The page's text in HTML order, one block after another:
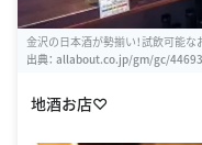
金沢の日本酒が勢揃い！試飲可能
出典： allabout.co.jp/gm/gc/
地酒お店♡